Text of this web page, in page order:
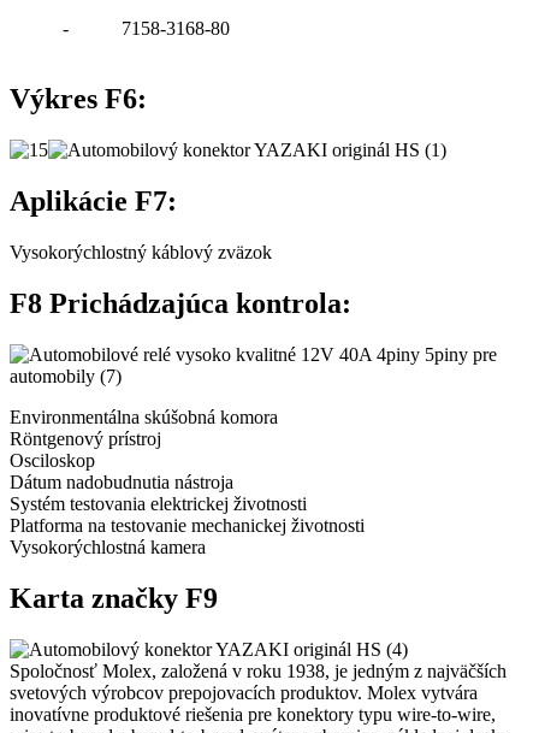
- 7158-3168-80
Výkres F6:
Aplikácie F7:
Vysokorýchlostný káblový zväzok
F8 Prichádzajúca kontrola:
Environmentálna skúšobná komora
Röntgenový prístroj
Osciloskop
Dátum nadobudnutia nástroja
Systém testovania elektrickej životnosti
Platforma na testovanie mechanickej životnosti
Vysokorýchlostná kamera
Karta značky F9
Spoločnosť Molex, založená v roku 1938, je jedným z najväčších
svetových výrobcov prepojovacích produktov. Molex vytvára
inovatívne produktové riešenia pre konektory typu wire-to-wire,